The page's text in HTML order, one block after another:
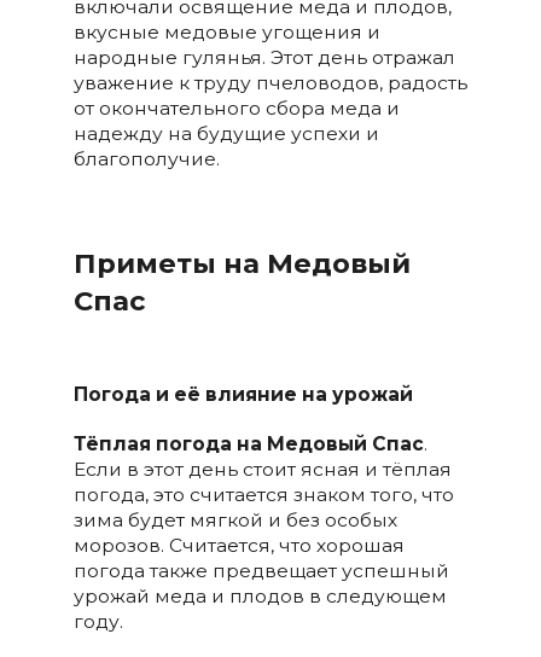
включали освящение меда и плодов,
вкусные медовые угощения и
народные гулянья. Этот день отражал
уважение к труду пчеловодов, радость
от окончательного сбора меда и
надежду на будущие успехи и
благополучие.
Приметы на Медовый
Спас
Погода и её влияние на урожай
Тёплая погода на Медовый Спас.
Если в этот день стоит ясная и тёплая
погода, это считается знаком того, что
зима будет мягкой и без особых
морозов. Считается, что хорошая
погода также предвещает успешный
урожай меда и плодов в следующем
году.